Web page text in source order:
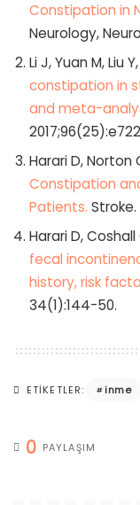
Constipation in
Neurology,
Li J, Yuan M, Liu
constipation in
and meta-
Harari D, Norton
Constipation
Patients.
Harari D, Coshall
fecal
history, risk
34(1):144-50.
ETIKETLER: inme
0 PAYLAŞIM